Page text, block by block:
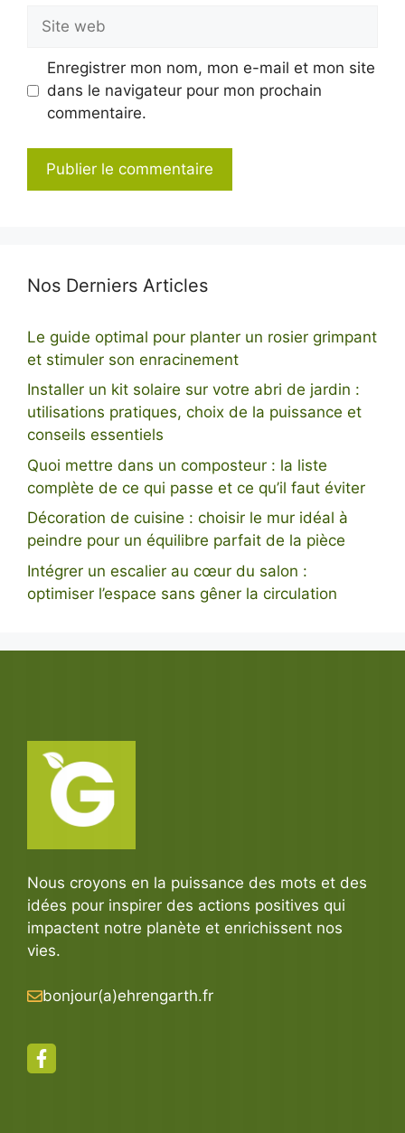
Site
web
Enregistrer mon nom, mon e-mail et mon site
dans le navigateur pour mon prochain
commentaire.
Nos Derniers Articles
Le guide optimal pour planter un rosier grimpant
et stimuler son enracinement
Installer un kit solaire sur votre abri de jardin :
utilisations pratiques, choix de la puissance et
conseils essentiels
Quoi mettre dans un composteur : la liste
complète de ce qui passe et ce qu’il faut éviter
Décoration de cuisine : choisir le mur idéal à
peindre pour un équilibre parfait de la pièce
Intégrer un escalier au cœur du salon :
optimiser l’espace sans gêner la circulation
Nous croyons en la puissance des mots et des
idées pour inspirer des actions positives qui
impactent notre planète et enrichissent nos
vies.
bonjour(a)ehrengarth.fr